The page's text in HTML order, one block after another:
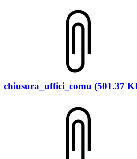
chiusura_uffici_comu (501.37